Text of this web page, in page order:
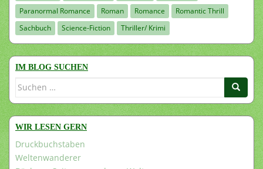
Paranormal Romance
Roman Romance
Romantic Thrill
Sachbuch
Science-Fiction Thriller/ Krimi
IM BLOG SUCHEN
Suchen
WIR LESEN GERN
Druckbuchstaben
Weltenwanderer